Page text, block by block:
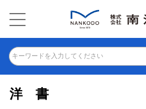
キーワードを入力してください
洋書